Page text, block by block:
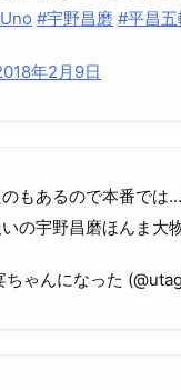
#宇野昌磨 #平昌五
年2月9日
のもあるので本番では
の宇野昌磨ほんま大
ゃんになった